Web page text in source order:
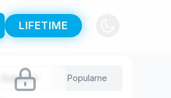
LIFETIME
Sugestie Popularne